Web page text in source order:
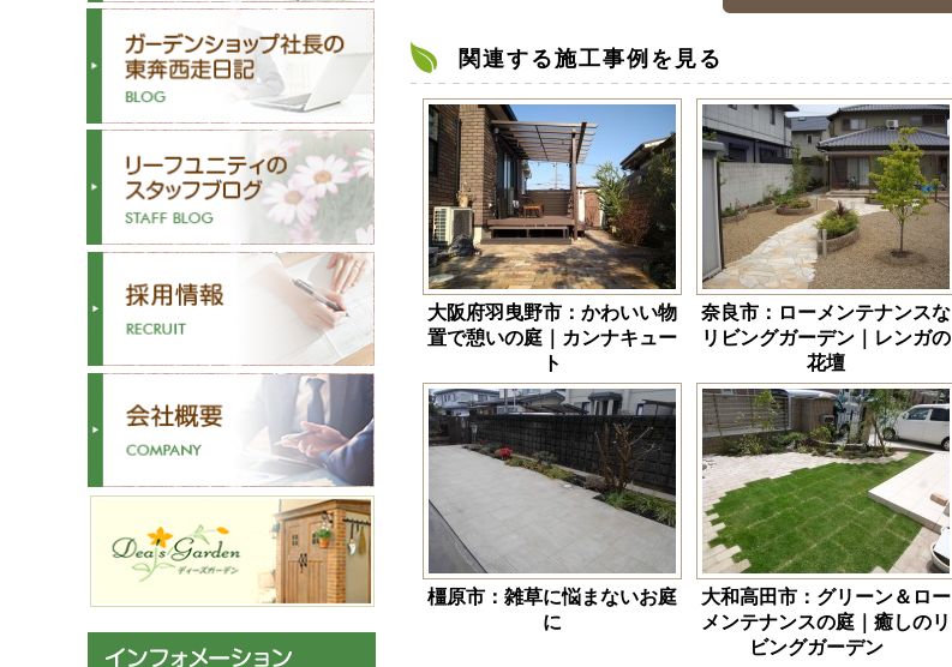
関連する施工事例を見る
大阪府羽曳野市：かわいい物
置で憩いの庭｜カンナキュー
ト
奈良市：ローメンテナンスな
リビングガーデン｜レンガの
花壇
橿原市：雑草に悩まないお庭
に
大和高田市：グリーン＆ロー
メンテナンスの庭｜癒しのリ
ビングガーデン